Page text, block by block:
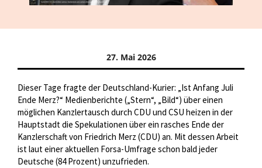
27. Mai 2026
Dieser Tage fragte der Deutschland-Kurier: „Ist Anfang Juli
Ende Merz?“ Medienberichte („Stern“, „Bild“) über einen
möglichen Kanzlertausch durch CDU und CSU heizen in der
Hauptstadt die Spekulationen über ein rasches Ende der
Kanzlerschaft von Friedrich Merz (CDU) an. Mit dessen Arbeit
ist laut einer aktuellen Forsa-Umfrage schon bald jeder
Deutsche (84 Prozent) unzufrieden.